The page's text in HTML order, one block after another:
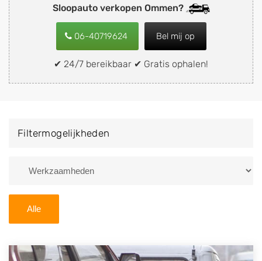
Sloopauto verkopen Ommen?
06-40719624 Bel mij op
✔ 24/7 bereikbaar ✔ Gratis ophalen!
tweedehands auto's (ook zonder apk keuring). Wilt u
uw auto, camper, vrachtwagen, motor of brommobiel
snel en eenvoudig verkopen aan een
demontagebedrijf in de buurt, deze zelf wegbrengen
naar de sloop of deze liever laten ophalen op een
van Ommen en ontvang een vergoeding voor uw oude
Zoekt u liever naar een sloperij in een andere plaats of
U kunt er ook voor kiezen om direct uw sloopauto te
Filtermogelijkheden
Alle